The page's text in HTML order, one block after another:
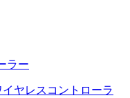
ラー
ヤレスコントローラ